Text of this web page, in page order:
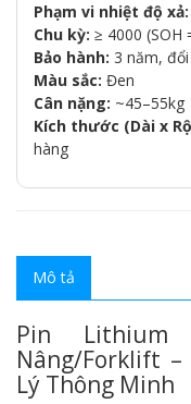
Phạm vi nhiệt độ xả:
Chu kỳ: ≥ 4000 (SOH
Bảo hành: 3 năm,
Màu sắc: Đen
Cân nặng: ~45–55kg
Kích thước (Dài x
hàng
Mô tả
Pin
Nâng/Forklift –
Lý Thông Minh